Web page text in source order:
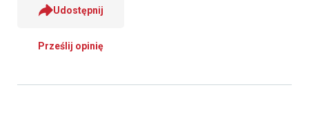
Udostępnij
Prześlij opinię